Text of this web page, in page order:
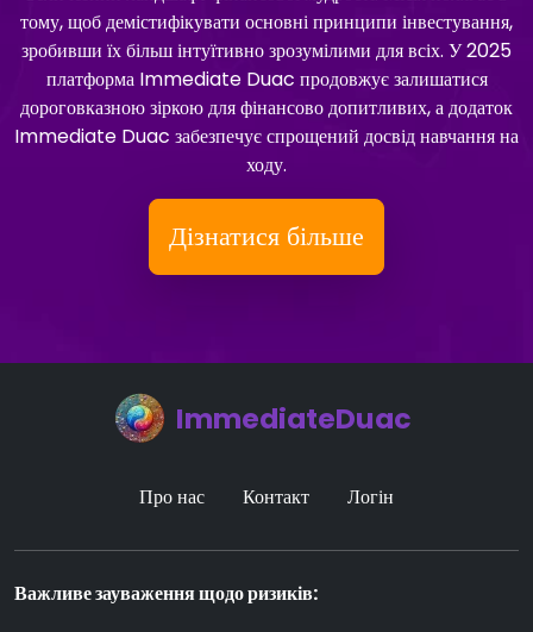
тому, щоб демістифікувати основні принципи інвестування,
зробивши їх більш інтуїтивно зрозумілими для всіх. У 2025
платформа Immediate Duac продовжує залишатися
дороговказною зіркою для фінансово допитливих, а додаток
Immediate Duac забезпечує спрощений досвід навчання на
ходу.
Дізнатися більше
ImmediateDuac
Про нас Контакт Логін
Важливе зауваження щодо ризиків: